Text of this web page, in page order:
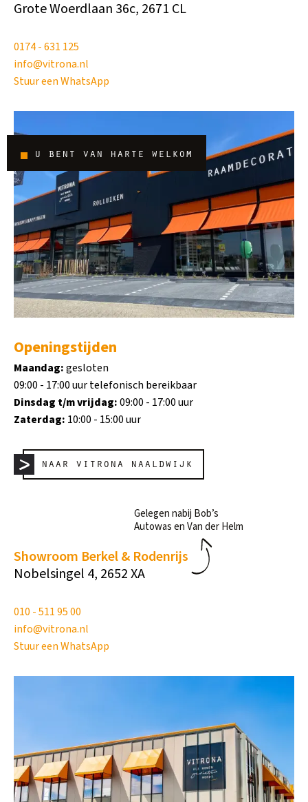
Grote Woerdlaan 36c, 2671 CL
0174 - 631 125
info@vitrona.nl
Stuur een WhatsApp
u bent van harte welkom
Openingstijden
Maandag:gesloten
09:00 - 17:00 uur telefonisch bereikbaar
Dinsdag t/m vrijdag:09:00 - 17:00 uur
Zaterdag: 10:00 - 15:00 uur
naar vitrona naaldwijk
Showroom Berkel & Rodenrijs
Nobelsingel 4, 2652 XA
Gelegen nabij Bob’s
Autowas en Van der Helm
010 - 511 95 00
info@vitrona.nl
Stuur een WhatsApp